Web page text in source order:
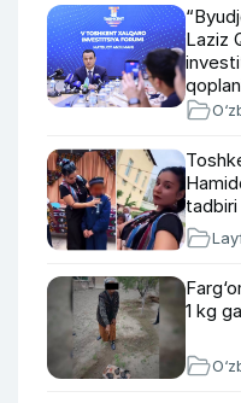
Laziz
tadbiri
1 kg